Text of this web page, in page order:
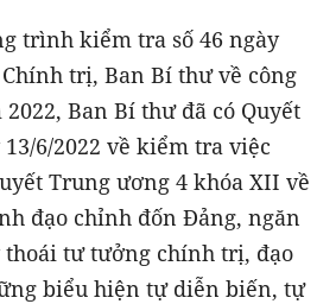
trình kiểm tra số 46 ngày
Chính trị, Ban Bí thư về công
Ban Bí thư đã có Quyết
6/2022 về kiểm tra việc
Trung ương 4 khóa XII về
đạo chỉnh đốn Đảng, ngăn
thoái tư tưởng chính trị, đạo
biểu hiện tự diễn biến, tự